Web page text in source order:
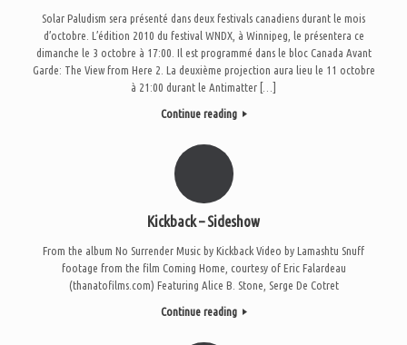
Solar Paludism sera présenté dans deux festivals canadiens durant le mois
d’octobre. L’édition 2010 du festival WNDX, à Winnipeg, le présentera ce
dimanche le 3 octobre à 17:00. Il est programmé dans le bloc Canada Avant
Garde: The View from Here 2. La deuxième projection aura lieu le 11 octobre
à 21:00 durant le Antimatter […]
Continue reading
Kickback – Sideshow
From the album No Surrender Music by Kickback Video by Lamashtu Snuff
footage from the film Coming Home, courtesy of Eric Falardeau
(thanatofilms.com) Featuring Alice B. Stone, Serge De Cotret
Continue reading